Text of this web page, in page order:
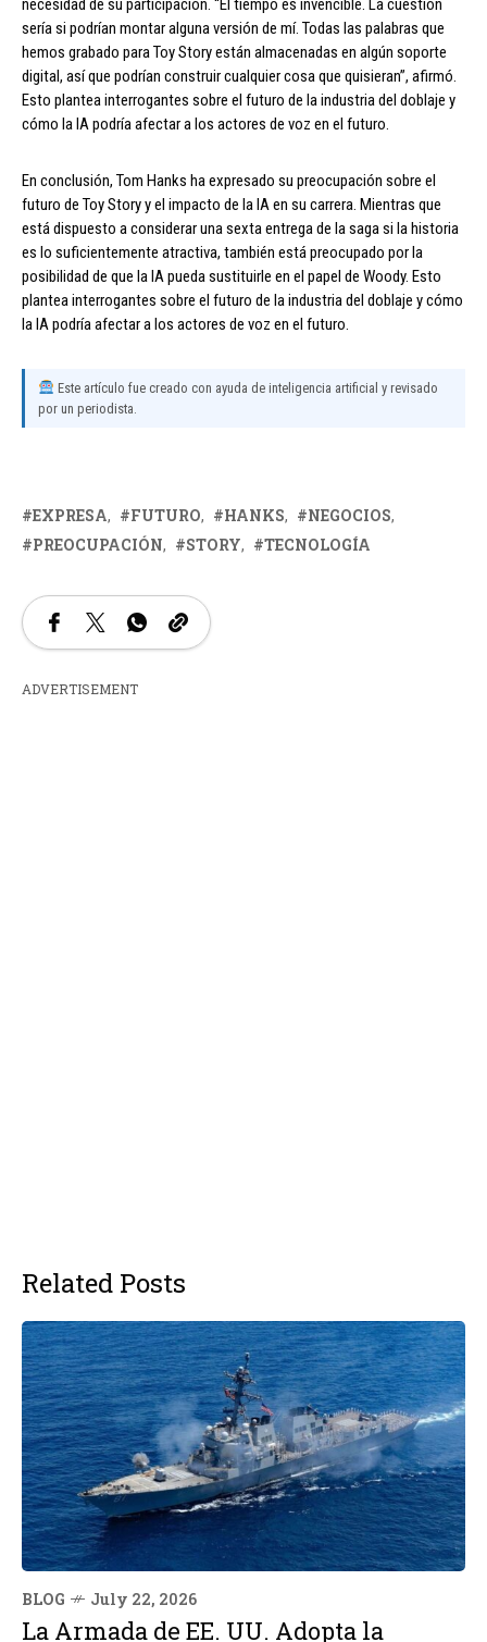
necesidad de su participación. “El tiempo es invencible. La cuestión
sería si podrían montar alguna versión de mí. Todas las palabras que
hemos grabado para Toy Story están almacenadas en algún soporte
digital, así que podrían construir cualquier cosa que quisieran”, afirmó.
Esto plantea interrogantes sobre el futuro de la industria del doblaje y
cómo la IA podría afectar a los actores de voz en el futuro.
En conclusión, Tom Hanks ha expresado su preocupación sobre el
futuro de Toy Story y el impacto de la IA en su carrera. Mientras que
está dispuesto a considerar una sexta entrega de la saga si la historia
es lo suficientemente atractiva, también está preocupado por la
posibilidad de que la IA pueda sustituirle en el papel de Woody. Esto
plantea interrogantes sobre el futuro de la industria del doblaje y cómo
la IA podría afectar a los actores de voz en el futuro.
Este artículo fue creado con ayuda de inteligencia artificial y revisado
por un periodista.
EXPRESA FUTURO HANKS
NEGOCIOS
PREOCUPACIÓN
STORY TECNOLOGÍA
ADVERTISEMENT
Related Posts
BLOG July 22, 2026
La Armada de EE. UU. Adopta la